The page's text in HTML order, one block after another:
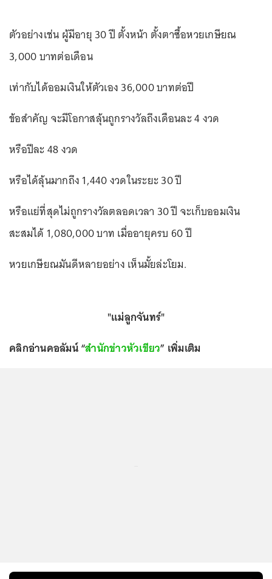
ตัวอย่างเช่น ผู้มีอายุ 30 ปี ตั้งหน้า ตั้งตาซื้อหวยเกษียณ
3,000 บาทต่อเดือน
เท่ากับได้ออมเงินให้ตัวเอง 36,000 บาทต่อปี
ข้อสำคัญ จะมีโอกาสลุ้นถูกรางวัลถึงเดือนละ 4 งวด
หรือปีละ 48 งวด
หรือได้ลุ้นมากถึง 1,440 งวดในระยะ 30 ปี
หรือแย่ที่สุดไม่ถูกรางวัลตลอดเวลา 30 ปี จะเก็บออมเงิน
สะสมได้ 1,080,000 บาท เมื่ออายุครบ 60 ปี
หวยเกษียณมันดีหลายอย่าง เห็นมั้ยล่ะโยม.
"แม่ลูกจันทร์"
คลิกอ่านคอลัมน์ “สำนักข่าวหัวเขียว” เพิ่มเติม